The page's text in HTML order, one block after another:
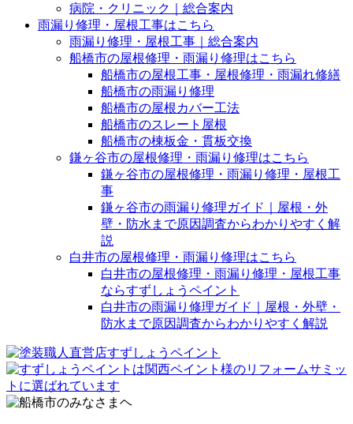
病院・クリニック｜総合案内
雨漏り修理・屋根工事はこちら
雨漏り修理・屋根工事｜総合案内
船橋市の屋根修理・雨漏り修理はこちら
船橋市の屋根工事・屋根修理・雨漏れ修繕
船橋市の雨漏り修理
船橋市の屋根カバー工法
船橋市のスレート屋根
船橋市の棟板金・貫板交換
鎌ヶ谷市の屋根修理・雨漏り修理はこちら
鎌ヶ谷市の屋根修理・雨漏り修理・屋根工
事
鎌ヶ谷市の雨漏り修理ガイド｜屋根・外
壁・防水まで原因調査からわかりやすく解
説
白井市の屋根修理・雨漏り修理はこちら
白井市の屋根修理・雨漏り修理・屋根工事
ならすずしょうペイント
白井市の雨漏り修理ガイド｜屋根・外壁・
防水まで原因調査からわかりやすく解説